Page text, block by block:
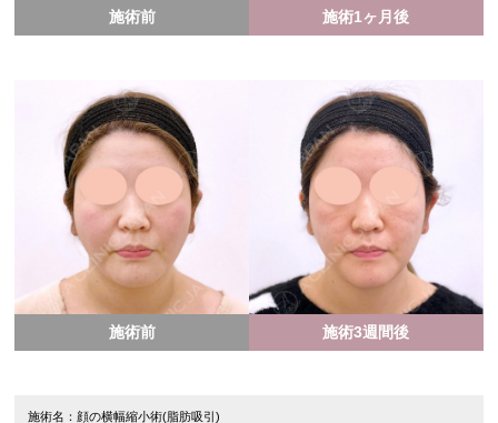
施術前 施術1ヶ月後
施術前 施術3週間後
施術名：顔の横幅縮小術(脂肪吸引)